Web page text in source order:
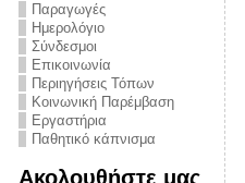
Παραγωγές
Ημερολόγιο
Σύνδεσμοι
Επικοινωνία
Περιηγήσεις Τόπων
Κοινωνική Παρέμβαση
Εργαστήρια
Παθητικό κάπνισμα
Ακολουθήστε μας
από την
την ημέρα
και
στο
Πρόληψης